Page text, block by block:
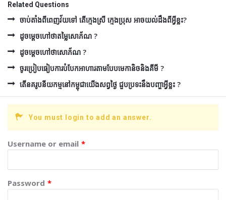
Related Questions
ចាប់តាំងពីពេញវ័យទៅ តើក្មេងស្រី ក្មេងប្រុស អាចយល់ដឹងពីអ្វីខ្លះ?
ដូចម្ដេចហៅថាតម្លៃសោភ័ណ ?
ដូចម្ដេចហៅថាសោភ័ណ ?
ចូរប្រៀបធៀបការបំបែកអាហារតាមបែបមេកានិចនិងគីមី ?
តើនគរូបនីយកម្មនៅកម្ពុជាយើងសព្វថ្ងៃ ជួបប្រទះនឹងបញ្ហាអ្វីខ្លះ ?
You must login to add an answer.
Username or email *
Password *